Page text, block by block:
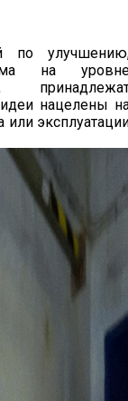
по
на
нацелены